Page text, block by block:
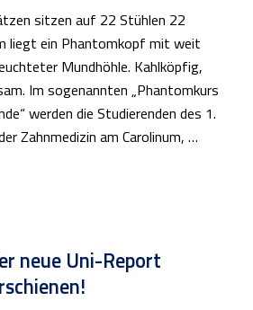
sitzen auf 22 Stühlen 22
liegt ein Phantomkopf mit weit
Mundhöhle. Kahlköpfig,
Im sogenannten „Phantomkurs
werden die Studierenden des 1.
Zahnmedizin am Carolinum, …
neue Uni-Report